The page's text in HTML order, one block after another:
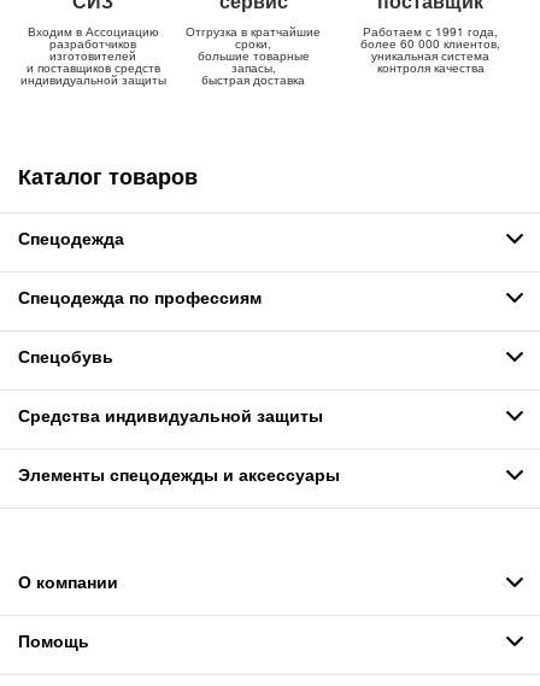
Входим в Ассоциацию
разработчиков
изготовителей
и поставщиков средств
индивидуальной защиты
Отгрузка в кратчайшие
сроки,
большие товарные
запасы,
быстрая доставка
Работаем с 1991 года,
более 60 000 клиентов,
уникальная система
контроля качества
Каталог товаров
Спецодежда
Спецодежда по профессиям
Спецобувь
Средства индивидуальной защиты
Элементы спецодежды и аксессуары
О компании
Помощь